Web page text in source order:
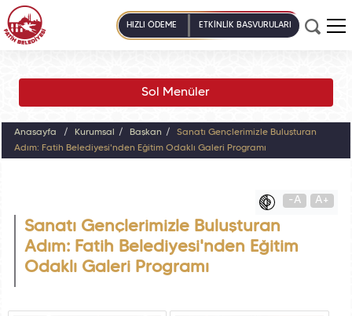
HIZLI ÖDEME ETKİNLİK BAŞVURULARI
Sol Menüler
Anasayfa Kurumsal Başkan
Sanatı Gençlerimizle Buluşturan
Adım: Fatih Belediyesi'nden Eğitim Odaklı Galeri Programı
-A A+
Sanatı Gençlerimizle Buluşturan
Adım: Fatih Belediyesi'nden Eğitim
Odaklı Galeri Programı